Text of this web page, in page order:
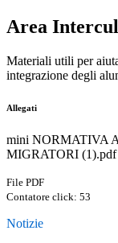
Area
Materiali utili per
integrazione degli
Allegati
mini NORMATIVA
MIGRATORI (1).pdf
File PDF
Contatore click: 53
Notizie